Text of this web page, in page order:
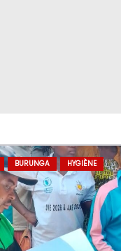
BURUNGA HYGIÈNE